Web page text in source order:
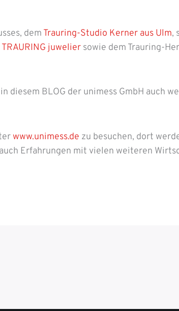
dem Trauring-Studio Kerner aus Ulm,
juwelier sowie dem Trauring-
diesem BLOG der unimess GmbH auch
www.unimess.de zu besuchen, dort
Erfahrungen mit vielen weiteren